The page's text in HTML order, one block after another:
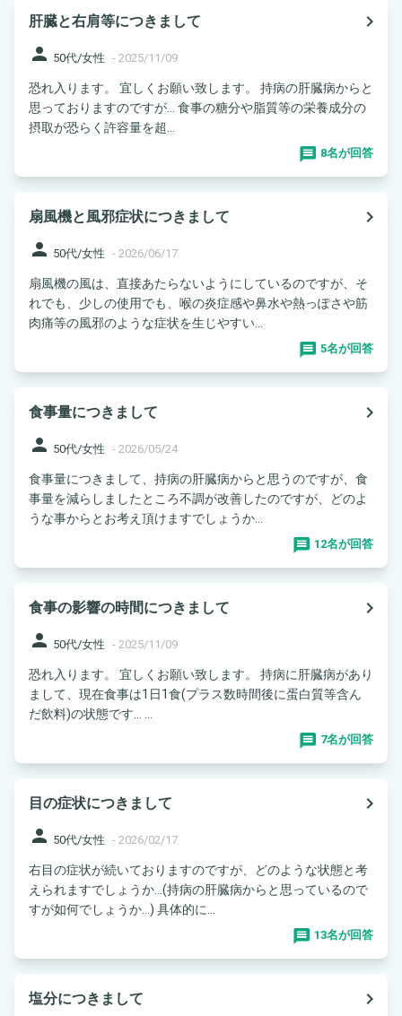
肝臓と右肩等につきまして
navigate_next
person 50代/女性 - 2025/11/09
恐れ入ります。 宜しくお願い致します。 持病の肝臓病からと
思っておりますのですが… 食事の糖分や脂質等の栄養成分の
摂取が恐らく許容量を超...
8名が回答
扇風機と風邪症状につきまして
navigate_next
person 50代/女性 - 2026/06/17
扇風機の風は、直接あたらないようにしているのですが、そ
れでも、少しの使用でも、喉の炎症感や鼻水や熱っぽさや筋
肉痛等の風邪のような症状を生じやすい...
5名が回答
食事量につきまして
navigate_next
person 50代/女性 - 2026/05/24
食事量につきまして、持病の肝臓病からと思うのですが、食
事量を減らしましたところ不調が改善したのですが、どのよ
うな事からとお考え頂けますでしょうか...
12名が回答
食事の影響の時間につきまして
navigate_next
person 50代/女性 - 2025/11/09
恐れ入ります。 宜しくお願い致します。 持病に肝臓病があり
まして、現在食事は1日1食(プラス数時間後に蛋白質等含ん
だ飲料)の状態です… ...
7名が回答
目の症状につきまして
navigate_next
person 50代/女性 - 2026/02/17
右目の症状が続いておりますのですが、どのような状態と考
えられますでしょうか…(持病の肝臓病からと思っているので
すが如何でしょうか…) 具体的に...
13名が回答
塩分につきまして
navigate_next